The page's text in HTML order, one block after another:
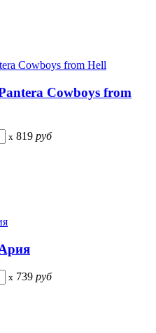
Cowboys from
x 819 руб
x 739 руб